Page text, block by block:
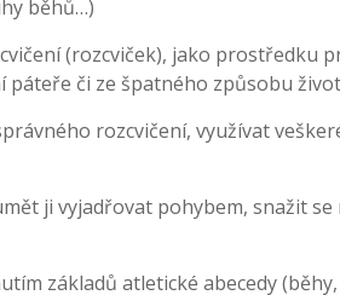
běhů…)
(rozcviček), jako prostředku
páteře či ze špatného způsobu
rozcvičení, využívat
ji vyjadřovat pohybem, snažit
základů atletické abecedy